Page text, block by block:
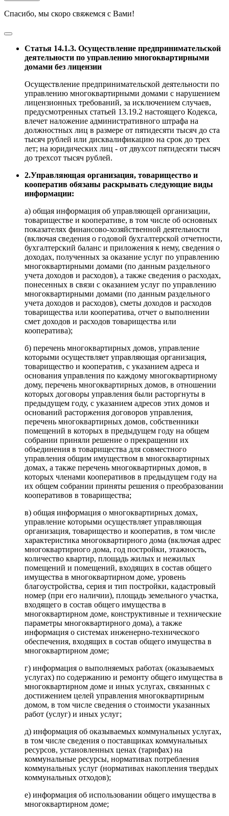
Спасибо, мы скоро свяжемся с Вами!
Статья 14.1.3. Осуществление предпринимательской
деятельности по управлению многоквартирными
домами без лицензии
Осуществление предпринимательской деятельности по
управлению многоквартирными домами с нарушением
лицензионных требований, за исключением случаев,
предусмотренных статьей 13.19.2 настоящего Кодекса,
влечет наложение административного штрафа на
должностных лиц в размере от пятидесяти тысяч до ста
тысяч рублей или дисквалификацию на срок до трех
лет; на юридических лиц - от двухсот пятидесяти тысяч
до трехсот тысяч рублей.
2.Управляющая организация, товарищество и
кооператив обязаны раскрывать следующие виды
информации:
а) общая информация об управляющей организации,
товариществе и кооперативе, в том числе об основных
показателях финансово-хозяйственной деятельности
(включая сведения о годовой бухгалтерской отчетности,
бухгалтерский баланс и приложения к нему, сведения о
доходах, полученных за оказание услуг по управлению
многоквартирными домами (по данным раздельного
учета доходов и расходов), а также сведения о расходах,
понесенных в связи с оказанием услуг по управлению
многоквартирными домами (по данным раздельного
учета доходов и расходов), сметы доходов и расходов
товарищества или кооператива, отчет о выполнении
смет доходов и расходов товарищества или
кооператива);
б) перечень многоквартирных домов, управление
которыми осуществляет управляющая организация,
товарищество и кооператив, с указанием адреса и
основания управления по каждому многоквартирному
дому, перечень многоквартирных домов, в отношении
которых договоры управления были расторгнуты в
предыдущем году, с указанием адресов этих домов и
оснований расторжения договоров управления,
перечень многоквартирных домов, собственники
помещений в которых в предыдущем году на общем
собрании приняли решение о прекращении их
объединения в товарищества для совместного
управления общим имуществом в многоквартирных
домах, а также перечень многоквартирных домов, в
которых членами кооперативов в предыдущем году на
их общем собрании приняты решения о преобразовании
кооперативов в товарищества;
в) общая информация о многоквартирных домах,
управление которыми осуществляет управляющая
организация, товарищество и кооператив, в том числе
характеристика многоквартирного дома (включая адрес
многоквартирного дома, год постройки, этажность,
количество квартир, площадь жилых и нежилых
помещений и помещений, входящих в состав общего
имущества в многоквартирном доме, уровень
благоустройства, серия и тип постройки, кадастровый
номер (при его наличии), площадь земельного участка,
входящего в состав общего имущества в
многоквартирном доме, конструктивные и технические
параметры многоквартирного дома), а также
информация о системах инженерно-технического
обеспечения, входящих в состав общего имущества в
многоквартирном доме;
г) информация о выполняемых работах (оказываемых
услугах) по содержанию и ремонту общего имущества в
многоквартирном доме и иных услугах, связанных с
достижением целей управления многоквартирным
домом, в том числе сведения о стоимости указанных
работ (услуг) и иных услуг;
д) информация об оказываемых коммунальных услугах,
в том числе сведения о поставщиках коммунальных
ресурсов, установленных ценах (тарифах) на
коммунальные ресурсы, нормативах потребления
коммунальных услуг (нормативах накопления твердых
коммунальных отходов);
е) информация об использовании общего имущества в
многоквартирном доме;